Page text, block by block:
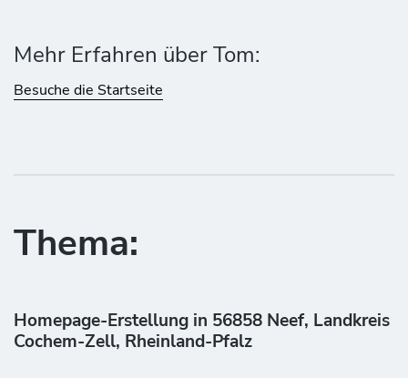
Mehr Erfahren über Tom:
Besuche die Startseite
Thema:
Homepage-Erstellung in 56858 Neef, Landkreis
Cochem-Zell, Rheinland-Pfalz